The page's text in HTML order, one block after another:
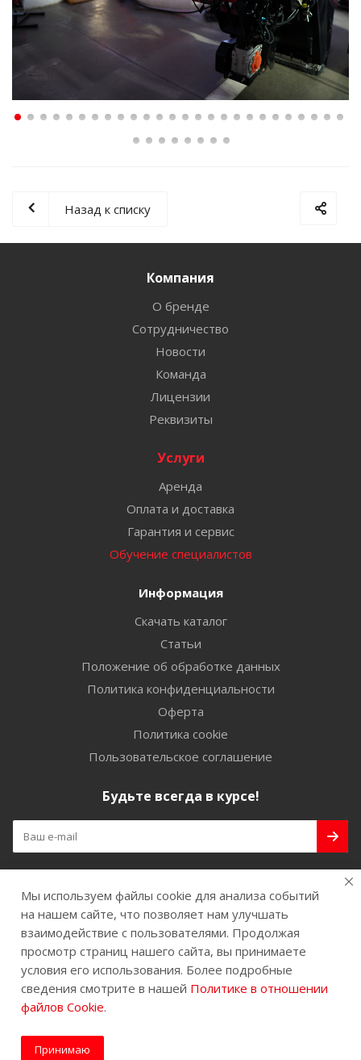
Назад к списку
Компания
О бренде
Сотрудничество
Новости
Команда
Лицензии
Реквизиты
Услуги
Аренда
Оплата и доставка
Гарантия и сервис
Обучение специалистов
Информация
Скачать каталог
Статьи
Положение об обработке данных
Политика конфиденциальности
Оферта
Политика cookie
Пользовательское соглашение
Будьте всегда в курсе!
Оставайтесь на связи
Наши контакты
Мы используем файлы cookie для анализа событий
на нашем сайте, что позволяет нам улучшать
взаимодействие с пользователями. Продолжая
просмотр страниц нашего сайта, вы принимаете
условия его использования. Более подробные
сведения смотрите в нашей Политике в отношении
файлов Cookie.
Принимаю